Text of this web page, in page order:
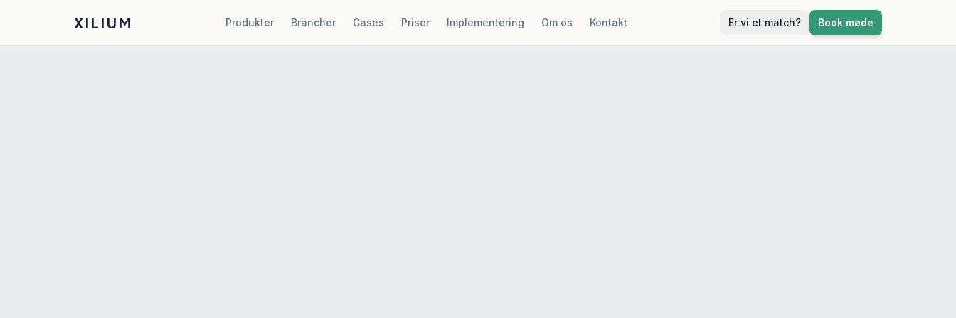
XILIUM Produkter Brancher Cases Priser Implementering Om os Kontakt Er vi et match? Book møde